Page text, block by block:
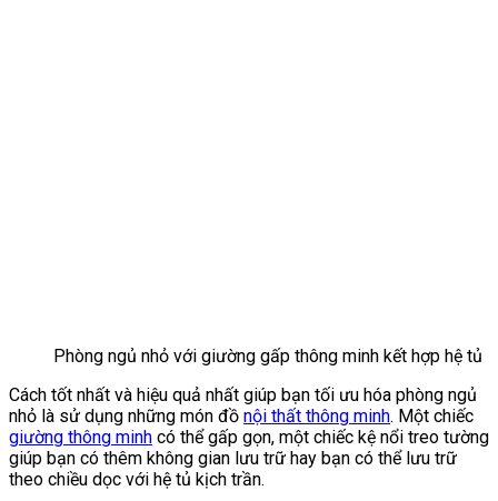
Phòng ngủ nhỏ với giường gấp thông minh kết hợp hệ tủ
Cách tốt nhất và hiệu quả nhất giúp bạn tối ưu hóa phòng ngủ
nhỏ là sử dụng những món đồ nội thất thông minh. Một chiếc
giường thông minh có thể gấp gọn, một chiếc kệ nổi treo tường
giúp bạn có thêm không gian lưu trữ hay bạn có thể lưu trữ
theo chiều dọc với hệ tủ kịch trần.